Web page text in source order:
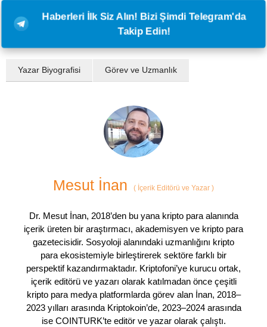
Haberleri İlk Siz Alın! Bizi Şimdi Telegram'da
Takip Edin!
Yazar Biyografisi Görev ve Uzmanlık
Mesut İnan ( İçerik Editörü ve Yazar )
Dr. Mesut İnan, 2018’den bu yana kripto para alanında
içerik üreten bir araştırmacı, akademisyen ve kripto para
gazetecisidir. Sosyoloji alanındaki uzmanlığını kripto
para ekosistemiyle birleştirerek sektöre farklı bir
perspektif kazandırmaktadır. Kriptofoni’ye kurucu ortak,
içerik editörü ve yazarı olarak katılmadan önce çeşitli
kripto para medya platformlarda görev alan İnan, 2018–
2023 yılları arasında Kriptokoin’de, 2023–2024 arasında
ise COINTURK’te editör ve yazar olarak çalıştı.